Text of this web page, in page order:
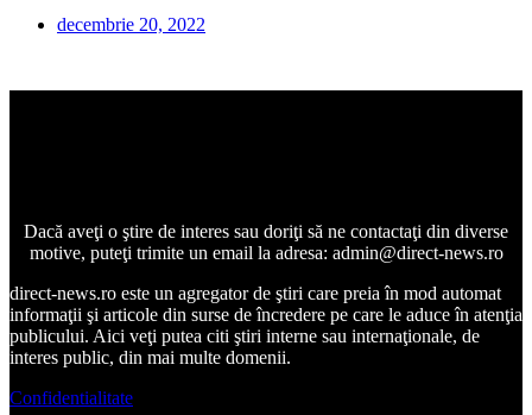
decembrie 20, 2022
Dacă aveţi o ştire de interes sau doriţi să ne contactaţi din diverse
motive, puteţi trimite un email la adresa: admin@direct-news.ro
direct-news.ro este un agregator de ştiri care preia în mod automat
informaţii şi articole din surse de încredere pe care le aduce în atenţia
publicului. Aici veţi putea citi ştiri interne sau internaţionale, de
interes public, din mai multe domenii.
Confidentialitate